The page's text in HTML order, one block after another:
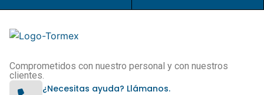
Comprometidos con nuestro personal y con nuestros
clientes.
¿Necesitas ayuda? Llámanos.